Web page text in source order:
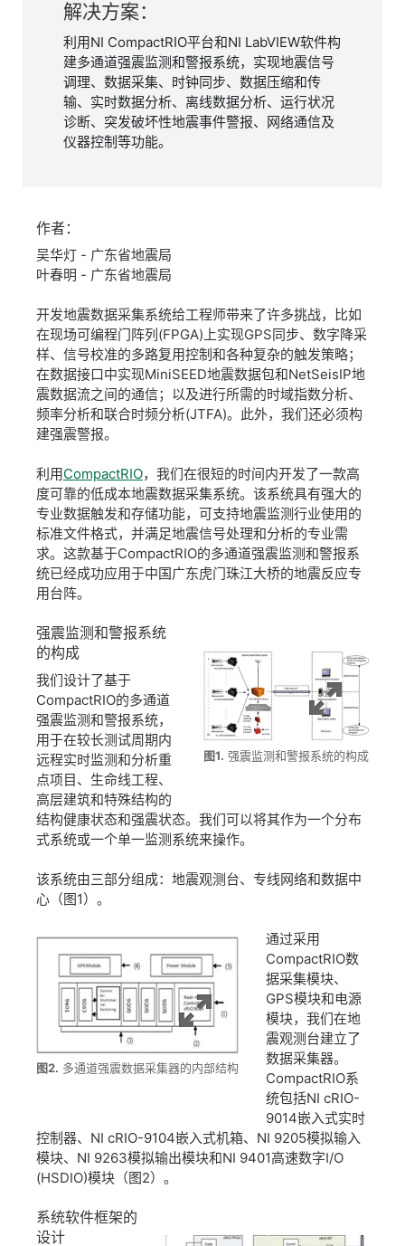
解决方案：
利用NI CompactRIO平台和NI LabVIEW软件构
建多通道强震监测和警报系统，实现地震信号
调理、数据采集、时钟同步、数据压缩和传
输、实时数据分析、离线数据分析、运行状况
诊断、突发破坏性地震事件警报、网络通信及
仪器控制等功能。
作者：
吴华灯 - 广东省地震局
叶春明 - 广东省地震局
开发地震数据采集系统给工程师带来了许多挑战，比如
在现场可编程门阵列(FPGA)上实现GPS同步、数字降采
样、信号校准的多路复用控制和各种复杂的触发策略；
在数据接口中实现MiniSEED地震数据包和NetSeisIP地
震数据流之间的通信；以及进行所需的时域指数分析、
频率分析和联合时频分析(JTFA)。此外，我们还必须构
建强震警报。
利用CompactRIO，我们在很短的时间内开发了一款高
度可靠的低成本地震数据采集系统。该系统具有强大的
专业数据触发和存储功能，可支持地震监测行业使用的
标准文件格式，并满足地震信号处理和分析的专业需
求。这款基于CompactRIO的多通道强震监测和警报系
统已经成功应用于中国广东虎门珠江大桥的地震反应专
用台阵。
图1. 强震监测和警报系统的构成
强震监测和警报系统
的构成
我们设计了基于
CompactRIO的多通道
强震监测和警报系统，
用于在较长测试周期内
远程实时监测和分析重
点项目、生命线工程、
高层建筑和特殊结构的
结构健康状态和强震状态。我们可以将其作为一个分布
式系统或一个单一监测系统来操作。
该系统由三部分组成：地震观测台、专线网络和数据中
心（图1）。
图2. 多通道强震数据采集器的内部结构
通过采用
CompactRIO数
据采集模块、
GPS模块和电源
模块，我们在地
震观测台建立了
数据采集器。
CompactRIO系
统包括NI cRIO-
9014嵌入式实时
控制器、NI cRIO-9104嵌入式机箱、NI 9205模拟输入
模块、NI 9263模拟输出模块和NI 9401高速数字I/O
(HSDIO)模块（图2）。
系统软件框架的
设计